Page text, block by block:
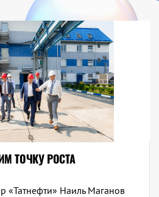
ТОЧКУ РОСТА
«Татнефти» Наиль Маганов